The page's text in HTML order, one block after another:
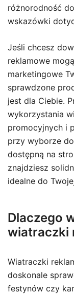
różnorodność
wskazówki
Jeśli chcesz
reklamowe
marketingowe
sprawdzone
jest dla Ciebie.
wykorzystania
promocyjnych i
przy wyborze
dostępną na
znajdziesz
idealne do
Dlaczego
wiatraczki
Wiatraczki
doskonale
festynów czy